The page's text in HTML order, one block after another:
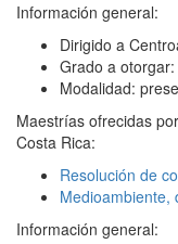
Información general:
Dirigido a
Grado a
Modalidad:
Maestrías ofrecidas
Costa Rica:
Resolución de
Medioambiente,
Información general: